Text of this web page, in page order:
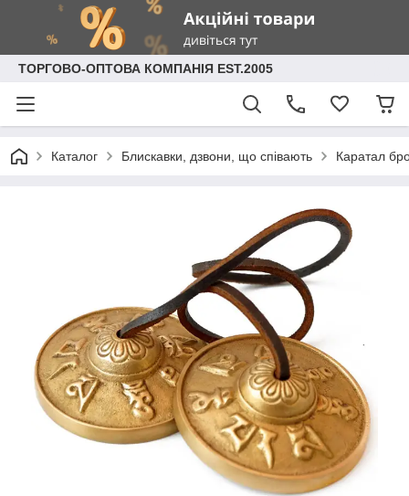
ТОРГОВО-ОПТОВА КОМПАНІЯ EST.2005
Каталог Блискавки, дзвони, що співають Каратал